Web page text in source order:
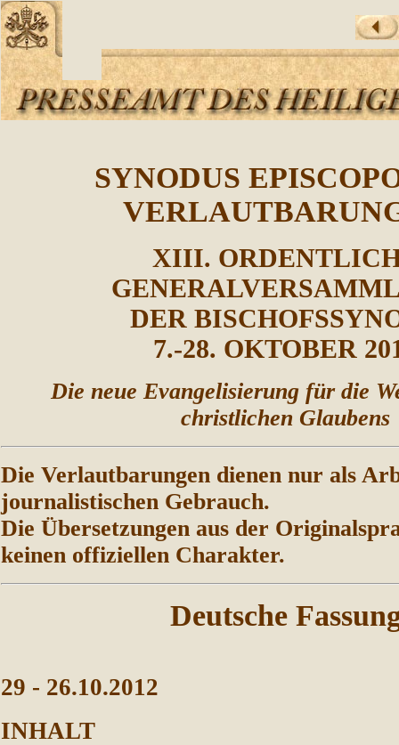
SYNODUS
XIII.
DER
7.-28. OKTOBER
Die neue Evangelisierung für die
christlichen Glaubens
Die Verlautbarungen dienen nur als
journalistischen Gebrauch.
Die Übersetzungen aus der
keinen offiziellen Charakter.
Deutsche
29 - 26.10.2012
INHALT